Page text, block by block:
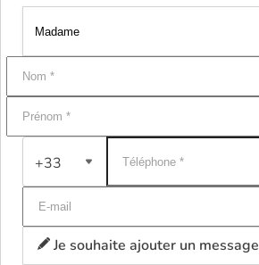
+33
Je souhaite ajouter un message